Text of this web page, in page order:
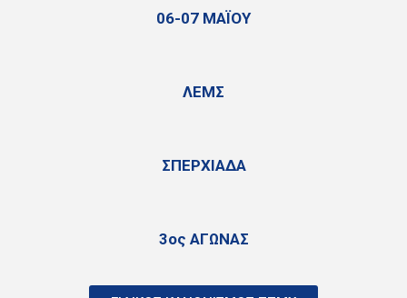
06-07 MAΪΟΥ
ΛΕΜΣ
ΣΠΕΡΧΙΑΔΑ
3ος ΑΓΩΝΑΣ